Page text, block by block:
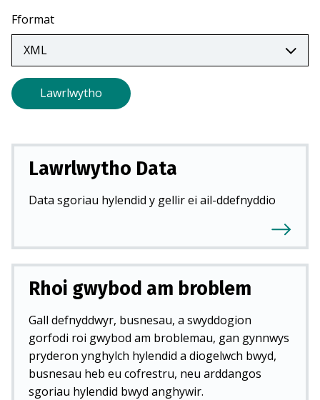
b
d
tab
Fformat
Lawrlwytho
Lawrlwytho Data
Data sgoriau hylendid y gellir ei ail-ddefnyddio
Rhoi gwybod am broblem
Gall defnyddwyr, busnesau, a swyddogion
gorfodi roi gwybod am broblemau, gan gynnwys
pryderon ynghylch hylendid a diogelwch bwyd,
busnesau heb eu cofrestru, neu arddangos
sgoriau hylendid bwyd anghywir.